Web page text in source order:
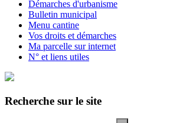
Démarches d'urbanisme
Bulletin municipal
Menu cantine
Vos droits et démarches
Ma parcelle sur internet
N° et liens utiles
Recherche sur le site